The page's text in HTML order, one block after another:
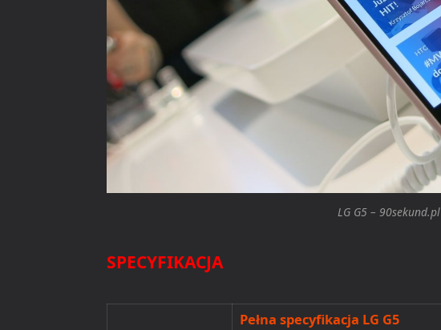
LG G5 – 90sekund.pl
SPECYFIKACJA
Pełna specyfikacja LG G5